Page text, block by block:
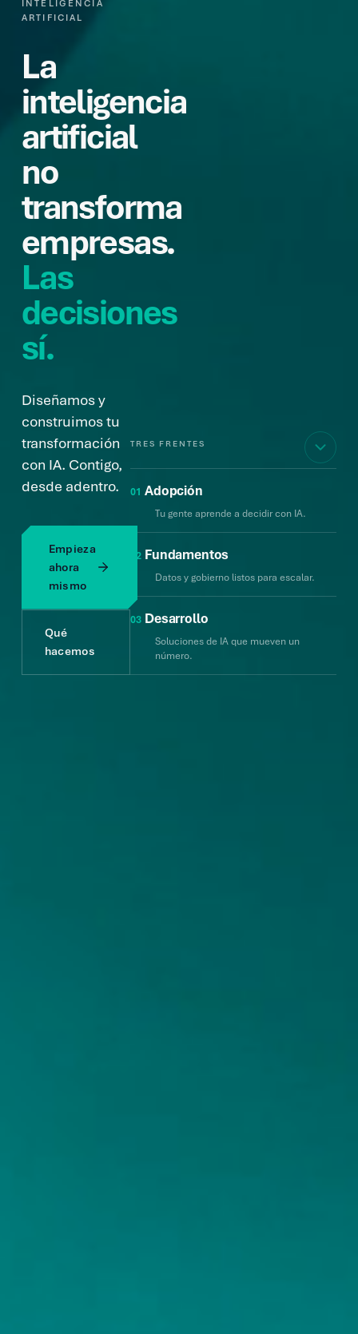
INTELIGENCIA
ARTIFICIAL
La
inteligencia
artificial
no
transforma
empresas.
Las
decisiones
sí.
Diseñamos y
construimos tu
transformación
con IA. Contigo,
desde adentro.
Empieza
ahora
mismo
Qué
hacemos
TRES FRENTES
01 Adopción
Tu gente aprende a decidir con IA.
02 Fundamentos
Datos y gobierno listos para escalar.
03 Desarrollo
Soluciones de IA que mueven un
número.